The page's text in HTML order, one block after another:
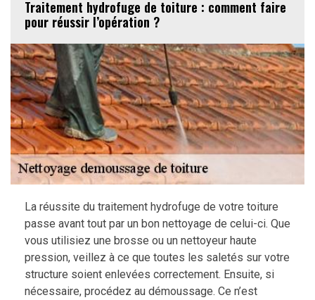
Traitement hydrofuge de toiture : comment faire
pour réussir l’opération ?
La réussite du traitement hydrofuge de votre toiture
passe avant tout par un bon nettoyage de celui-ci. Que
vous utilisiez une brosse ou un nettoyeur haute
pression, veillez à ce que toutes les saletés sur votre
structure soient enlevées correctement. Ensuite, si
nécessaire, procédez au démoussage. Ce n’est